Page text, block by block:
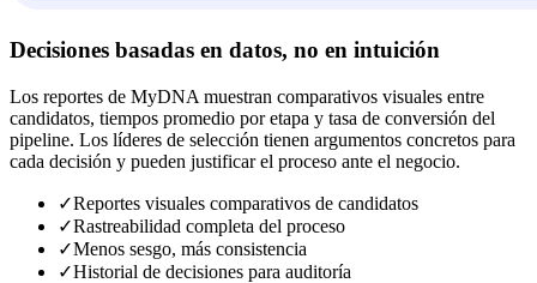
Decisiones basadas en datos, no en intuición
Los reportes de MyDNA muestran comparativos visuales entre
candidatos, tiempos promedio por etapa y tasa de conversión del
pipeline. Los líderes de selección tienen argumentos concretos para
cada decisión y pueden justificar el proceso ante el negocio.
✓Reportes visuales comparativos de candidatos
✓Rastreabilidad completa del proceso
✓Menos sesgo, más consistencia
✓Historial de decisiones para auditoría